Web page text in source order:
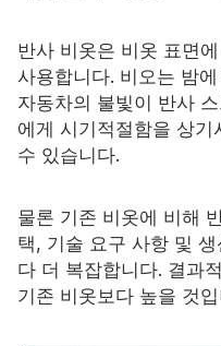
반사 비옷은 비옷 표면에
사용합니다. 비오는 밤
자동차의 불빛이 반사
에게 시기적절함을 상
수 있습니다.
물론 기존 비옷에 비해
택, 기술 요구 사항 및
다 더 복잡합니다. 결과
기존 비옷보다 높을 것